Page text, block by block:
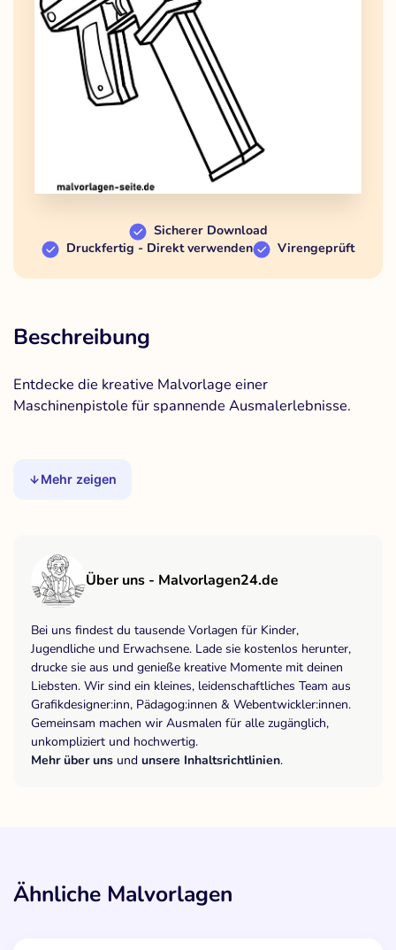
Sicherer Download
Druckfertig - Direkt verwenden
Virengeprüft
Beschreibung
Entdecke die kreative Malvorlage einer
Maschinenpistole für spannende Ausmalerlebnisse.
Mehr zeigen
Über uns - Malvorlagen24.de
Bei uns findest du tausende Vorlagen für Kinder,
Jugendliche und Erwachsene. Lade sie kostenlos herunter,
drucke sie aus und genieße kreative Momente mit deinen
Liebsten. Wir sind ein kleines, leidenschaftliches Team aus
Grafikdesigner:inn, Pädagog:innen & Webentwickler:innen.
Gemeinsam machen wir Ausmalen für alle zugänglich,
unkompliziert und hochwertig.
Mehr über uns und unsere Inhaltsrichtlinien.
Ähnliche Malvorlagen